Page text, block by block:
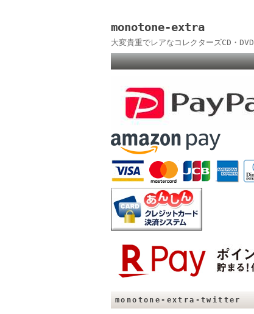
monotone-extra
大変貴重でレアなコレクターズCD・
monotone-extra-twitter